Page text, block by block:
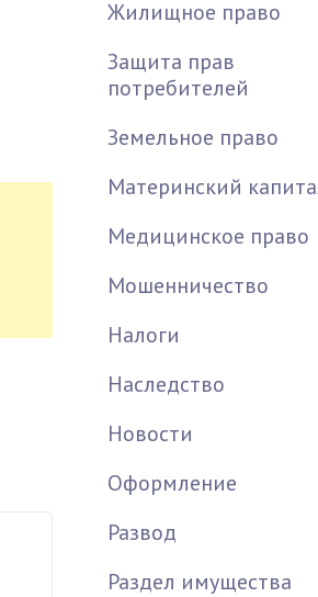
Жилищное право
Защита прав
потребителей
Земельное право
Материнский
Медицинское право
Мошенничество
Налоги
Наследство
Новости
Оформление
Развод
Раздел имущества